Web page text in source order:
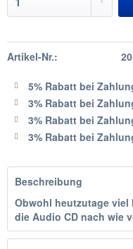
Artikel-Nr.:
5% Rabatt bei
3% Rabatt bei
3% Rabatt bei
3% Rabatt bei
Beschreibung
Obwohl heutzutage
die Audio CD nach wie